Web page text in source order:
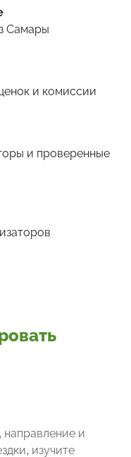
Самары
и комиссии
и проверенные
направление и
изучите